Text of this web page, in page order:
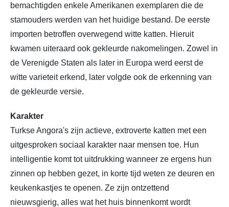
bemachtigden enkele Amerikanen exemplaren die de
stamouders werden van het huidige bestand. De eerste
importen betroffen overwegend witte katten. Hieruit
kwamen uiteraard ook gekleurde nakomelingen. Zowel in
de Verenigde Staten als later in Europa werd eerst de
witte varieteit erkend, later volgde ook de erkenning van
de gekleurde versie.
Karakter
Turkse Angora's zijn actieve, extroverte katten met een
uitgesproken sociaal karakter naar mensen toe. Hun
intelligentie komt tot uitdrukking wanneer ze ergens hun
zinnen op hebben gezet, in korte tijd weten ze deuren en
keukenkastjes te openen. Ze zijn ontzettend
nieuwsgierig, alles wat het huis binnenkomt wordt